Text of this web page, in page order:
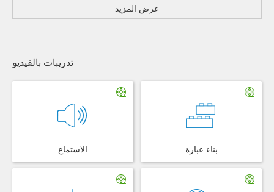
عرض المزيد
تدريبات بالفيديو
الاستماع بناء عبارة